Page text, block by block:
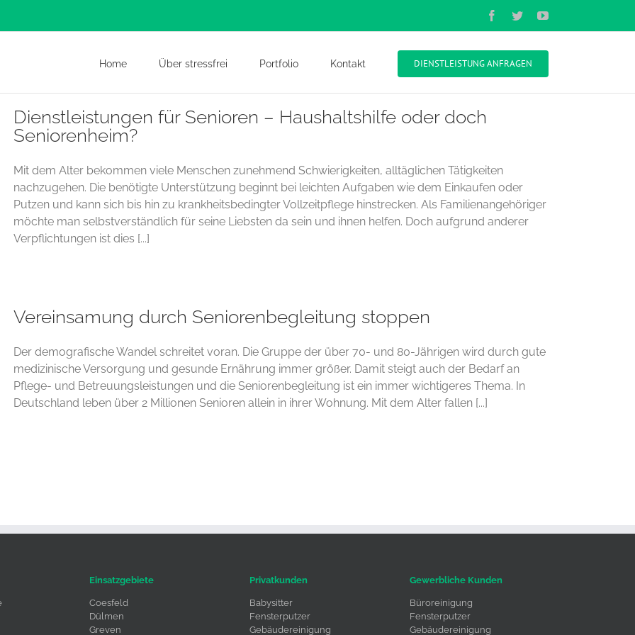
Facebook
TwitterYouTube
Home Über stressfrei Portfolio Kontakt DIENSTLEISTUNG ANFRAGEN
Dienstleistungen für Senioren – Haushaltshilfe oder doch
Seniorenheim?
Mit dem Alter bekommen viele Menschen zunehmend Schwierigkeiten, alltäglichen Tätigkeiten
nachzugehen. Die benötigte Unterstützung beginnt bei leichten Aufgaben wie dem Einkaufen oder
Putzen und kann sich bis hin zu krankheitsbedingter Vollzeitpflege hinstrecken. Als Familienangehöriger
möchte man selbstverständlich für seine Liebsten da sein und ihnen helfen. Doch aufgrund anderer
Verpflichtungen ist dies [...]
Vereinsamung durch Seniorenbegleitung stoppen
Der demografische Wandel schreitet voran. Die Gruppe der über 70- und 80-Jährigen wird durch gute
medizinische Versorgung und gesunde Ernährung immer größer. Damit steigt auch der Bedarf an
Pflege- und Betreuungsleistungen und die Seniorenbegleitung ist ein immer wichtigeres Thema. In
Deutschland leben über 2 Millionen Senioren allein in ihrer Wohnung. Mit dem Alter fallen [...]
Einsatzgebiete
Coesfeld
Dülmen
Greven
Privatkunden
Babysitter
Fensterputzer
Gebäudereinigung
Gewerbliche Kunden
Büroreinigung
Fensterputzer
Gebäudereinigung